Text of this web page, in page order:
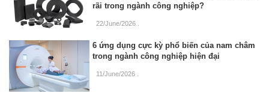
rãi trong ngành công nghiệp?
22/June/2026
6 ứng dụng cực kỳ phổ biến của nam châm
trong ngành công nghiệp hiện đại
11/June/2026